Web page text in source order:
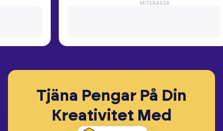
MITERASSA
Tjäna Pengar På Din
Kreativitet Med